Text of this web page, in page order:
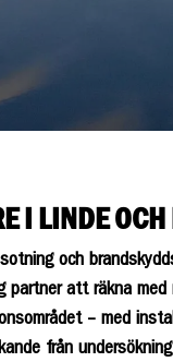
I LINDE OCH
och
partner att räkna
– med
från